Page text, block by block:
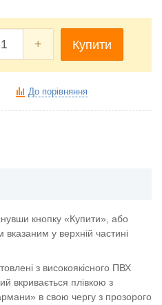
+ Купити
До порівняння
кнопку «Купити», або
у верхній частині
з високоякісного ПВХ
вкривається плівкою з
в свою чергу з прозорого